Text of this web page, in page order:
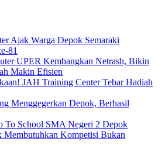
Ajak Warga Depok Semaraki
81
UPER Kembangkan Netrash, Bikin
Makin Efisien
JAH Training Center Tebar Hadiah
Menggegerkan Depok, Berhasil
To School SMA Negeri 2 Depok
Kompetisi Bukan